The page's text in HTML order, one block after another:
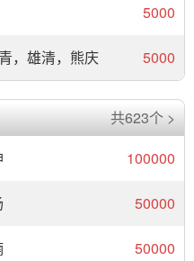
5000
，雄清，熊庆 5000
共623个 >
100000
50000
50000